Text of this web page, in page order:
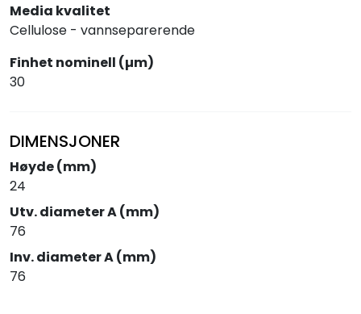
Media kvalitet
Cellulose - vannseparerende
Finhet nominell (µm)
30
DIMENSJONER
Høyde (mm)
24
Utv. diameter A (mm)
76
Inv. diameter A (mm)
76